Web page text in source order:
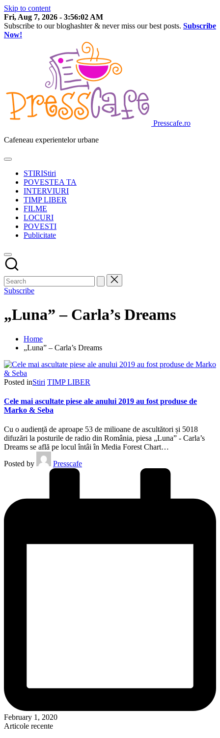
Skip to content
Fri, Aug 7, 2026 - 3:56:03 AM
Subscribe to our bloghashter & never miss our best posts. Subscribe
Now!
Presscafe.ro
Cafeneau experientelor urbane
STIRIStiri
POVESTEA TA
INTERVIURI
TIMP LIBER
FILME
LOCURI
POVESTI
Publicitate
Subscribe
„Luna” – Carla’s Dreams
Home
„Luna” – Carla’s Dreams
Posted inStiri TIMP LIBER
Cele mai ascultate piese ale anului 2019 au fost produse de
Marko & Seba
Cu o audiență de aproape 53 de milioane de ascultători și 5018
difuzări la posturile de radio din România, piesa „Luna” - Carla’s
Dreams se află pe locul întâi în Media Forest Chart…
Posted by
Presscafe
February 1, 2020
Articole recente